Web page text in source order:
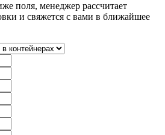
поля, менеджер рассчитает
и свяжется с вами в ближайшее